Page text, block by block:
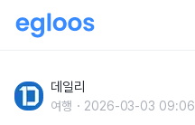
데일리
여행 2026-03-03 09:06